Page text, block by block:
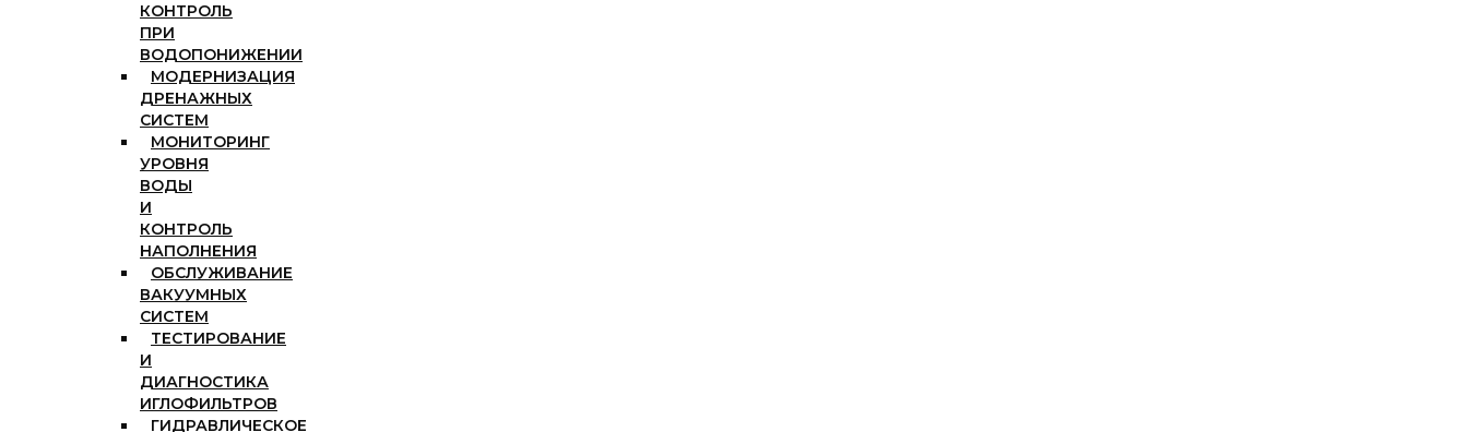
КОНТРОЛЬ
ПРИ
ВОДОПОНИЖЕНИИ
МОДЕРНИЗАЦИЯ
ДРЕНАЖНЫХ
СИСТЕМ
МОНИТОРИНГ
УРОВНЯ
ВОДЫ
И
КОНТРОЛЬ
НАПОЛНЕНИЯ
ОБСЛУЖИВАНИЕ
ВАКУУМНЫХ
СИСТЕМ
ТЕСТИРОВАНИЕ
И
ДИАГНОСТИКА
ИГЛОФИЛЬТРОВ
ГИДРАВЛИЧЕСКОЕ